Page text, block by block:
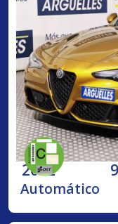
2022
Automático